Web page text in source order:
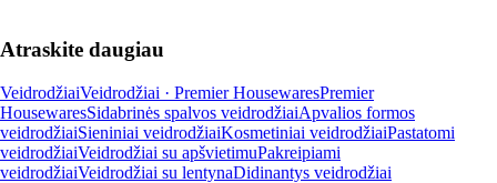
Atraskite daugiau
VeidrodžiaiVeidrodžiai · Premier HousewaresPremier
HousewaresSidabrinės spalvos veidrodžiaiApvalios formos
veidrodžiaiSieniniai veidrodžiaiKosmetiniai veidrodžiaiPastatomi
veidrodžiaiVeidrodžiai su apšvietimuPakreipiami
veidrodžiaiVeidrodžiai su lentynaDidinantys veidrodžiai